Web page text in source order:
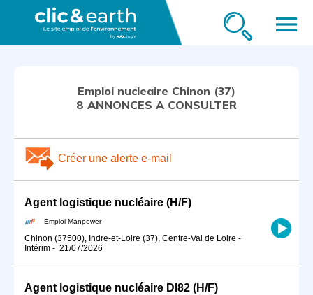
menu
Emploi nucleaire Chinon (37)
8 ANNONCES A CONSULTER
Créer une alerte e-mail
Agent logistique nucléaire (H/F)
Emploi Manpower
Chinon (37500), Indre-et-Loire (37), Centre-Val de Loire -
Intérim - 21/07/2026
Agent logistique nucléaire DI82 (H/F)